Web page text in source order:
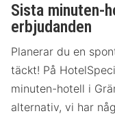
Sista minuten-
erbjudanden
Planerar du en
täckt! På
minuten-hotell i
alternativ, vi har